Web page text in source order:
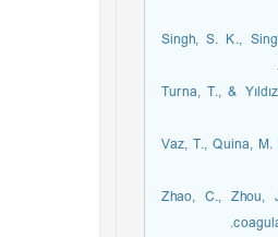
Singh, S. K.,
Turna, T., &
Vaz, T., Quina,
Zhao, C.,